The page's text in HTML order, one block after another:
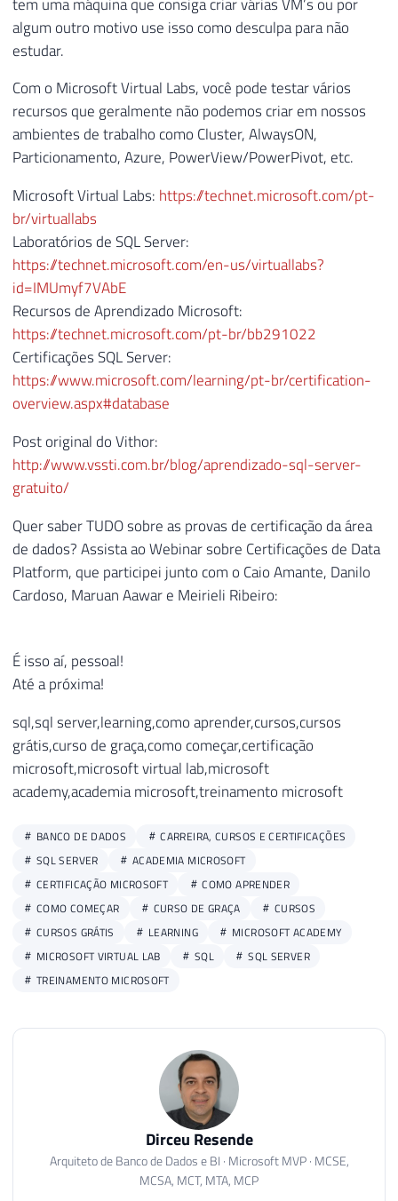
algum outro motivo use isso como desculpa para não
estudar.
Com o Microsoft Virtual Labs, você pode testar vários
recursos que geralmente não podemos criar em nossos
ambientes de trabalho como Cluster, AlwaysON,
Particionamento, Azure, PowerView/PowerPivot, etc.
Microsoft Virtual Labs: https://technet.microsoft.com/pt-
br/virtuallabs
Laboratórios de SQL Server:
https://technet.microsoft.com/en-us/virtuallabs?
id=IMUmyf7VAbE
Recursos de Aprendizado Microsoft:
https://technet.microsoft.com/pt-br/bb291022
Certificações SQL Server:
https://www.microsoft.com/learning/pt-br/certification-
overview.aspx#database
Post original do Vithor:
http://www.vssti.com.br/blog/aprendizado-sql-server-
gratuito/
Quer saber TUDO sobre as provas de certificação da área
de dados? Assista ao Webinar sobre Certificações de Data
Platform, que participei junto com o Caio Amante, Danilo
Cardoso, Maruan Aawar e Meirieli Ribeiro:
É isso aí, pessoal!
Até a próxima!
sql,sql server,learning,como aprender,cursos,cursos
grátis,curso de graça,como começar,certificação
microsoft,microsoft virtual lab,microsoft
academy,academia microsoft,treinamento microsoft
BANCO DE DADOS
CARREIRA, CURSOS E CERTIFICAÇÕES
SQL SERVER
ACADEMIA MICROSOFT
CERTIFICAÇÃO MICROSOFT
COMO APRENDER
COMO COMEÇAR
CURSO DE GRAÇA
CURSOS
CURSOS GRÁTIS
LEARNING
MICROSOFT ACADEMY
MICROSOFT VIRTUAL LAB
SQL
SQL SERVER
TREINAMENTO MICROSOFT
Dirceu Resende
Arquiteto de Banco de Dados e BI · Microsoft MVP · MCSE,
MCSA, MCT, MTA, MCP